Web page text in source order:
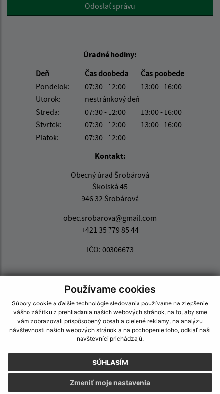
Používame cookies
Súbory cookie a ďalšie technológie sledovania používame na zlepšenie
vášho zážitku z prehliadania našich webových stránok, na to, aby sme
vám zobrazovali prispôsobený obsah a cielené reklamy, na analýzu
návštevnosti našich webových stránok a na pochopenie toho, odkiaľ naši
návštevníci prichádzajú.
SÚHLASÍM
Zmeniť moje nastavenia
Odoslať správu
Úradné hodiny:
Deň
Čas doobeda
Čas poobede
Pondelok:
07:30 - 12:00
13:00 - 16:00
Utorok:
nestránkový deň
Streda:
07:30 - 12:00
13:00 - 16:00
Štvrtok:
07:30 - 12:00
13:00 - 16:00
Piatok:
07:30 - 12:00
Kontakt:
Obecný úrad Šrobárová
Školská 45
946 32 Šrobárová
obec.srobarova@gmail.com
+421 35 779 85 44
IČO: 00306673